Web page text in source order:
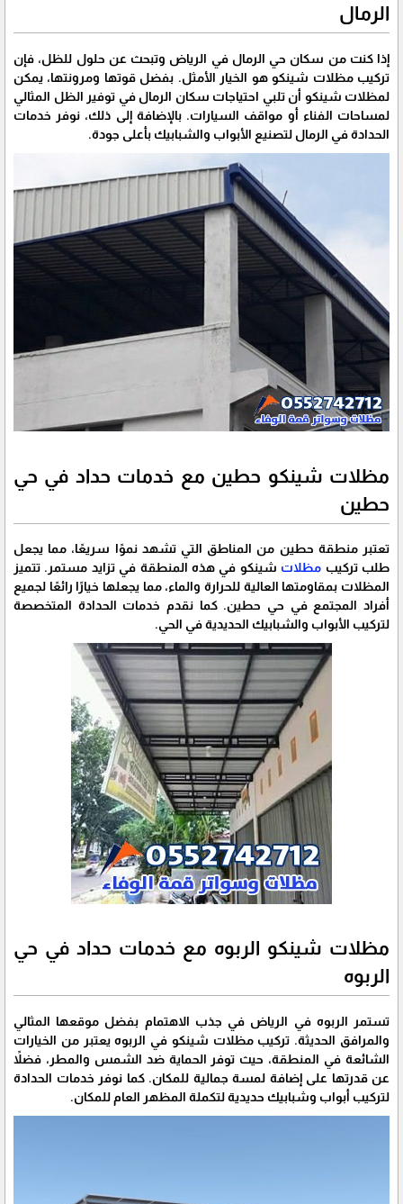
الرمال
إذا كنت من سكان حي الرمال في الرياض وتبحث عن حلول للظل، فإن
تركيب مظلات شينكو هو الخيار الأمثل. بفضل قوتها ومرونتها، يمكن
لمظلات شينكو أن تلبي احتياجات سكان الرمال في توفير الظل المثالي
لمساحات الفناء أو مواقف السيارات. بالإضافة إلى ذلك، نوفر خدمات
الحدادة في الرمال لتصنيع الأبواب والشبابيك بأعلى جودة.
مظلات شينكو حطين مع خدمات حداد في حي
حطين
تعتبر منطقة حطين من المناطق التي تشهد نموًا سريعًا، مما يجعل
طلب تركيب مظلات شينكو في هذه المنطقة في تزايد مستمر. تتميز
المظلات بمقاومتها العالية للحرارة والماء، مما يجعلها خيارًا رائعًا لجميع
أفراد المجتمع في حي حطين. كما نقدم خدمات الحدادة المتخصصة
لتركيب الأبواب والشبابيك الحديدية في الحي.
مظلات شينكو الربوه مع خدمات حداد في حي
الربوه
تستمر الربوه في الرياض في جذب الاهتمام بفضل موقعها المثالي
والمرافق الحديثة. تركيب مظلات شينكو في الربوه يعتبر من الخيارات
الشائعة في المنطقة، حيث توفر الحماية ضد الشمس والمطر، فضلاً
عن قدرتها على إضافة لمسة جمالية للمكان. كما نوفر خدمات الحدادة
لتركيب أبواب وشبابيك حديدية لتكملة المظهر العام للمكان.